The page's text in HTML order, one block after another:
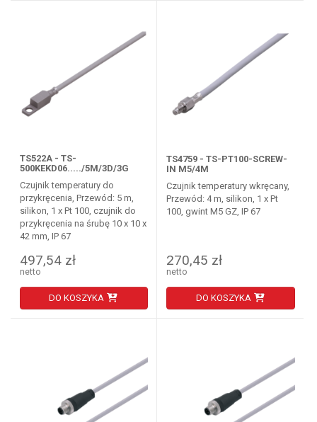
TS522A - TS-
500KEKD06...../5M/3D/3G
Czujnik temperatury do
przykręcenia, Przewód: 5 m,
silikon, 1 x Pt 100, czujnik do
przykręcenia na śrubę 10 x 10 x
42 mm, IP 67
497,54 zł
netto
DO KOSZYKA
TS4759 - TS-PT100-SCREW-
IN M5/4M
Czujnik temperatury wkręcany,
Przewód: 4 m, silikon, 1 x Pt
100, gwint M5 GZ, IP 67
270,45 zł
netto
DO KOSZYKA